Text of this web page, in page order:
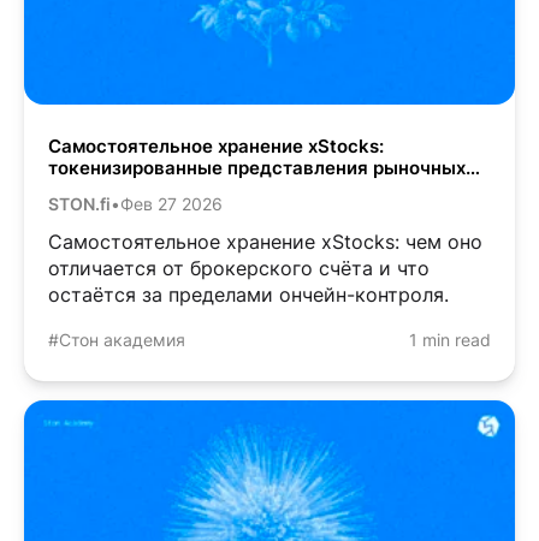
Самостоятельное хранение xStocks:
токенизированные представления рыночных
STON.fi•Фев 27 2026
Самостоятельное хранение xStocks: чем оно
отличается от брокерского счёта и что
остаётся за пределами ончейн-контроля.
#Стон академия 1 min read